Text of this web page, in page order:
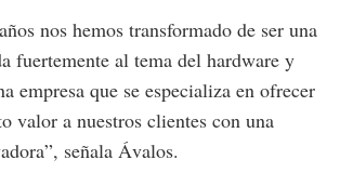
nos hemos transformado de ser una
fuertemente al tema del hardware y
empresa que se especializa en ofrecer
valor a nuestros clientes con una
señala Ávalos.